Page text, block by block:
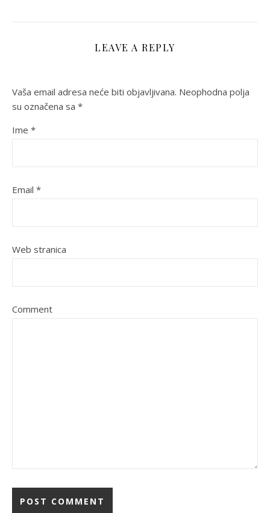
LEAVE A REPLY
Vaša email adresa neće biti objavljivana. Neophodna polja
su označena sa *
Ime *
Email *
Web stranica
Comment